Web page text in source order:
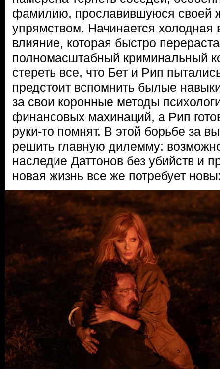
фамилию, прославившуюся своей
упрямством. Начинается холодная
влияние, которая быстро
полномасштабный криминальный
стереть все, что Бет и Рип
предстоит вспомнить былые
за свои коронные методы
финансовых махинаций, а Рип
руки-то помнят. В этой борьбе за
решить главную дилемму:
наследие Даттонов без убийств и
новая жизнь все же потребует